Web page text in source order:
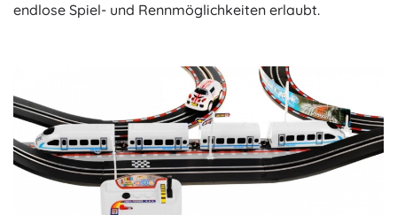
endlose Spiel- und Rennmöglichkeiten erlaubt.